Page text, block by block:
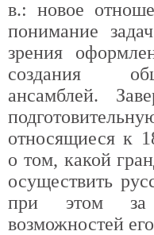
в.: новое
понимание
зрения
создания
ансамблей.
относящиеся к
о том, какой
осуществить
при этом за
возможностей